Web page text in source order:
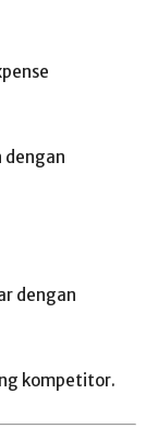
dengan
dengan
kompetitor.